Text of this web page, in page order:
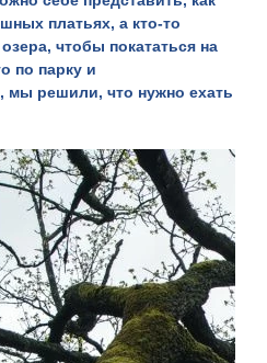
платьях, а кто-то
чтобы покататься на
по парку и
решили, что нужно ехать